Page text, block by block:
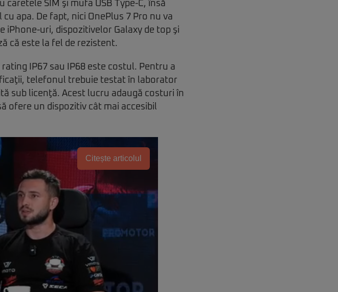
SIM şi mufa USB Type-C, însă
apa. De fapt, nici OnePlus 7 Pro nu va
iPhone-uri, dispozitivelor Galaxy de top şi
că este la fel de rezistent.
IP67 sau IP68 este costul. Pentru a
telefonul trebuie testat în laborator
sub licenţă. Acest lucru adaugă costuri în
ofere un dispozitiv cât mai accesibil
Citește articolul